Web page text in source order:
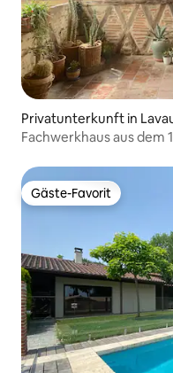
Privatunterkunft in
Fachwerkhaus aus dem
Gäste-Favorit
Gäste-Favorit